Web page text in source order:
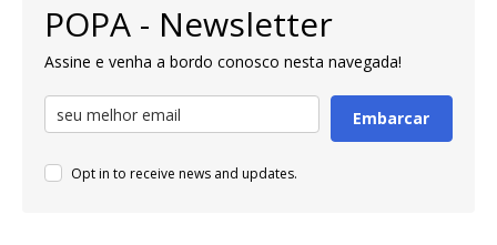
POPA - Newsletter
Assine e venha a bordo conosco nesta navegada!
Embarcar
Opt in to receive news and updates.